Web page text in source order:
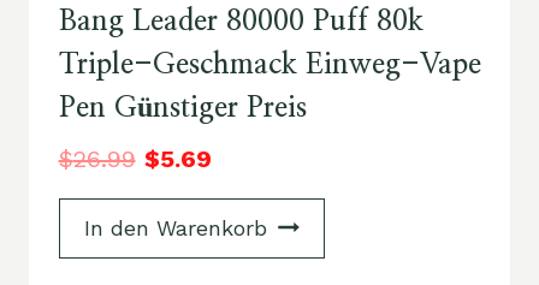
Bang Leader 80000 Puff 80k
Triple-Geschmack Einweg-Vape
Pen Günstiger Preis
$26.99 $5.69
In den Warenkorb